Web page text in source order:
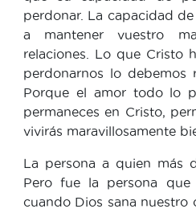
perdonar. La capacidad
a mantener vuestro
relaciones. Lo que Cristo
perdonarnos lo debemos
Porque el amor todo lo
permaneces en Cristo,
vivirás maravillosamente
La persona a quien más
Pero fue la persona
cuando Dios sana nuestro